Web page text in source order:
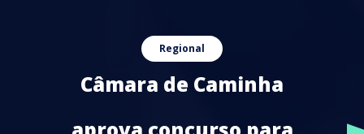
Regional
Câmara de Caminha